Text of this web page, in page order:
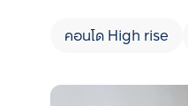
คอนโด High rise